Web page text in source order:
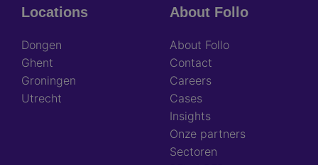
Locations
Dongen
Ghent
Groningen
Utrecht
About Follo
About Follo
Contact
Careers
Cases
Insights
Onze partners
Sectoren